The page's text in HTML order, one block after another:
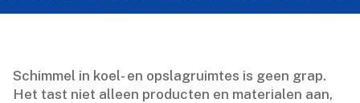
Schimmel in koel- en opslagruimtes is geen grap.​
Het tast niet alleen producten en materialen aan,